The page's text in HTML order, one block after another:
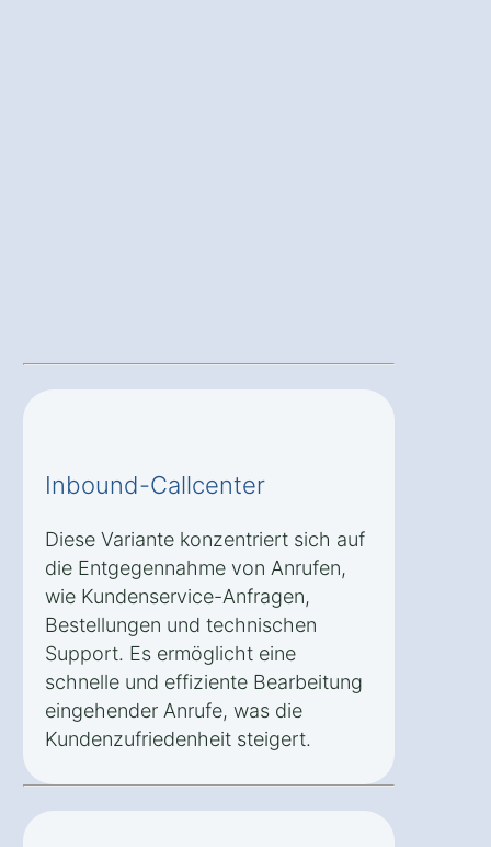
Inbound-Callcenter
Diese Variante konzentriert sich auf
die Entgegennahme von Anrufen,
wie Kundenservice-Anfragen,
Bestellungen und technischen
Support. Es ermöglicht eine
schnelle und effiziente Bearbeitung
eingehender Anrufe, was die
Kundenzufriedenheit steigert.